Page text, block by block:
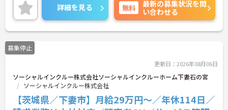
り、ライフステージに変化があっても安心して長く
働ける環境です。職場では20代から60代まで幅広い
年代のスタッフがそれぞれの経験を活かして活躍し
ています。一般社員研修や外部勉強会受講支援な
ど、スキルアップを支える制度が整っているため安
心です。また、請求・申請業務は本社専門部署が一
す。キャリアアップを目指したい方、プライベート
と両立しながら専門性を高めたい方におすすめで
す。ご興味のある方は詳細等をお伝えしますので、
お気軽にお問い合わせください。
詳細を見る 無料
最新の募集状況を問
い合わせる
募集停止
更新日：2026年08月06日
ソーシャルインクルー株式会社ソーシャルインクルーホーム下妻石の宮
ソーシャルインクルー株式会社
【茨城県／下妻市】月給29万円～／年休114日／